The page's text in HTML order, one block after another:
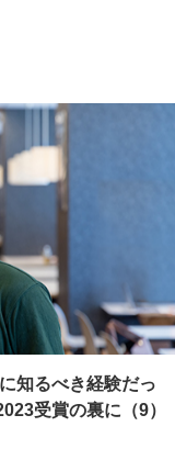
知るべき経験だっ
受賞の裏に（9）